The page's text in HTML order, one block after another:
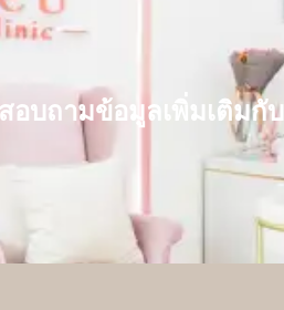
สอบถามข้อมูลเพิ่มเติมกับ